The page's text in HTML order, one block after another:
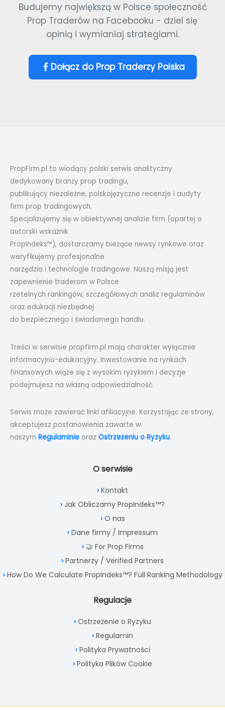
Budujemy największą w Polsce społeczność
Prop Traderów na Facebooku - dziel się
opinią i wymianiaj strategiami.
Dołącz do Prop Traderzy Polska
PropFirm.pl to wiodący polski serwis analityczny
dedykowany branży prop tradingu,
publikujący niezależne, polskojęzyczne recenzje i audyty
firm prop tradingowych.
Specjalizujemy się w obiektywnej analizie firm (opartej o
autorski wskaźnik
PropIndeks™), dostarczamy bieżące newsy rynkowe oraz
weryfikujemy profesjonalne
narzędzia i technologie tradingowe. Naszą misją jest
zapewnienie traderom w Polsce
rzetelnych rankingów, szczegółowych analiz regulaminów
oraz edukacji niezbędnej
do bezpiecznego i świadomego handlu.
Treści w serwisie propfirm.pl mają charakter wyłącznie
informacyjno-edukacyjny. Inwestowanie na rynkach
finansowych wiąże się z wysokim ryzykiem i decyzje
podejmujesz na własną odpowiedzialność.
Serwis może zawierać linki afiliacyjne. Korzystając ze strony,
akceptujesz postanowienia zawarte w
naszym Regulaminie oraz Ostrzeżeniu o Ryzyku.
O serwisie
Kontakt
Jak Obliczamy PropIndeks™?
O nas
Dane firmy / Impressum
🤝 For Prop Firms
Partnerzy / Verified Partners
How Do We Calculate PropIndeks™? Full Ranking Methodology
Regulacje
Ostrzeżenie o Ryzyku
Regulamin
Polityka Prywatności
Polityka Plików Cookie